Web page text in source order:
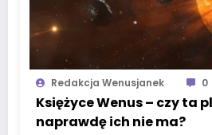
Redakcja Wenusjanek 0
Księżyce Wenus – czy ta
naprawdę ich nie ma?